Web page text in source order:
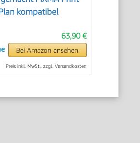
kompatibel
63,90 €
Bei Amazon ansehen
Preis inkl. MwSt., zzgl. Versandkosten